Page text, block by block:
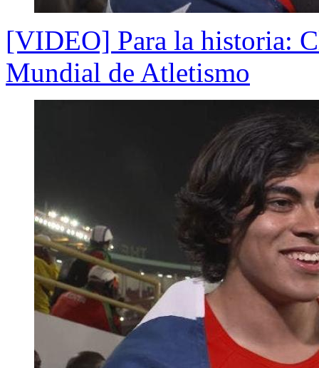
[VIDEO] Para la historia:
Mundial de Atletismo